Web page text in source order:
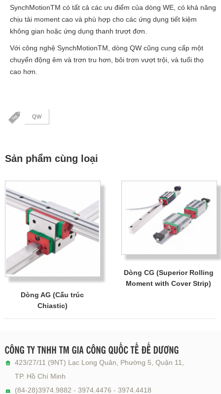
SynchMotionTM có tất cả các ưu điểm của dòng WE, có khả năng
chịu tải moment cao và phù hợp cho các ứng dụng tiết kiệm
không gian hoặc ứng dụng thanh trượt đơn.
Với công nghệ SynchMotionTM, dòng QW cũng cung cấp một
chuyển động êm và trơn tru hơn, bôi trơn vượt trội, và tuổi thọ
cao hơn.
QW
Sản phẩm cùng loại
Dòng AG (Cấu trúc
Chiastic)
Dòng CG (Superior Rolling
Moment with Cover Strip)
423/27/11 (9NT) Lạc Long Quân, Phường 5, Quận 11,
TP. Hồ Chí Minh
(84-28)3974.9882 - 3974.4476 - 3974.4418